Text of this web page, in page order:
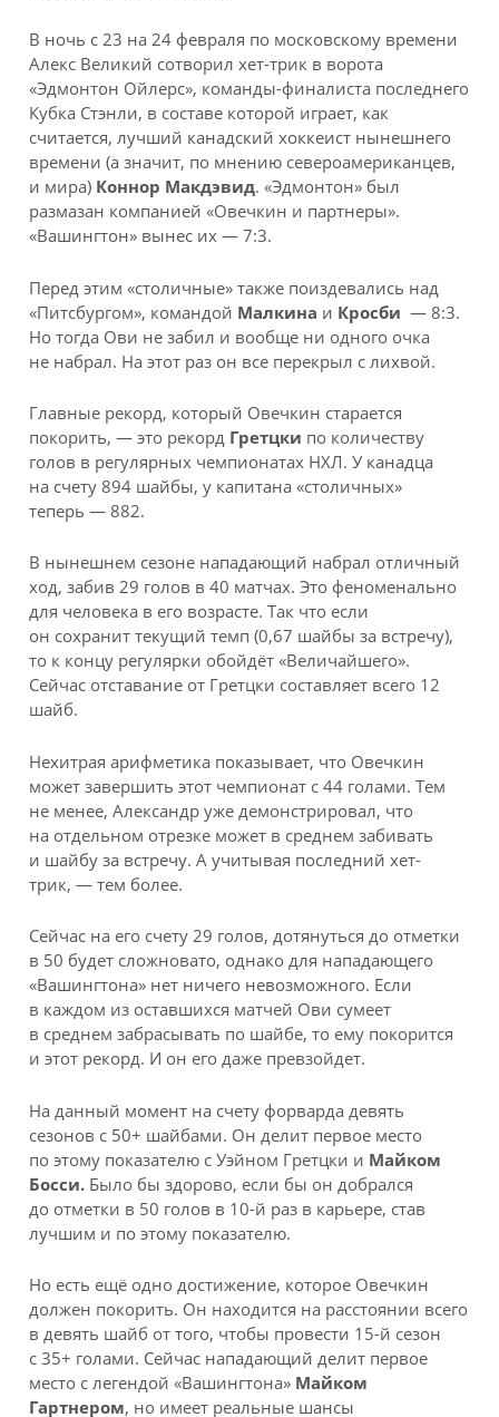
В ночь с 23 на 24 февраля по московскому времени
Алекс Великий сотворил хет-трик в ворота
«Эдмонтон Ойлерс», команды-финалиста последнего
Кубка Стэнли, в составе которой играет, как
считается, лучший канадский хоккеист нынешнего
времени (а значит, по мнению североамериканцев,
и мира) Коннор Макдэвид. «Эдмонтон» был
размазан компанией «Овечкин и партнеры».
«Вашингтон» вынес их — 7:3.
Перед этим «столичные» также поиздевались над
«Питсбургом», командой Малкина и Кросби — 8:3.
Но тогда Ови не забил и вообще ни одного очка
не набрал. На этот раз он все перекрыл с лихвой.
Главные рекорд, который Овечкин старается
покорить, — это рекорд Гретцки по количеству
голов в регулярных чемпионатах НХЛ. У канадца
на счету 894 шайбы, у капитана «столичных»
теперь — 882.
В нынешнем сезоне нападающий набрал отличный
ход, забив 29 голов в 40 матчах. Это феноменально
для человека в его возрасте. Так что если
он сохранит текущий темп (0,67 шайбы за встречу),
то к концу регулярки обойдёт «Величайшего».
Сейчас отставание от Гретцки составляет всего 12
шайб.
Нехитрая арифметика показывает, что Овечкин
может завершить этот чемпионат с 44 голами. Тем
не менее, Александр уже демонстрировал, что
на отдельном отрезке может в среднем забивать
и шайбу за встречу. А учитывая последний хет-
трик, — тем более.
Сейчас на его счету 29 голов, дотянуться до отметки
в 50 будет сложновато, однако для нападающего
«Вашингтона» нет ничего невозможного. Если
в каждом из оставшихся матчей Ови сумеет
в среднем забрасывать по шайбе, то ему покорится
и этот рекорд. И он его даже превзойдет.
На данный момент на счету форварда девять
сезонов с 50+ шайбами. Он делит первое место
по этому показателю с Уэйном Гретцки и Майком
Босси. Было бы здорово, если бы он добрался
до отметки в 50 голов в 10-й раз в карьере, став
лучшим и по этому показателю.
Но есть ещё одно достижение, которое Овечкин
должен покорить. Он находится на расстоянии всего
в девять шайб от того, чтобы провести 15-й сезон
с 35+ голами. Сейчас нападающий делит первое
место с легендой «Вашингтона» Майком
Гартнером, но имеет реальные шансы